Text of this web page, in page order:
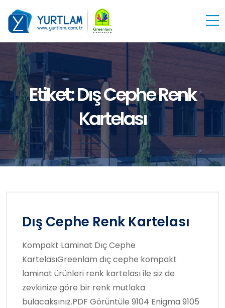
Etiket:Dış Cephe Renk
Kartelası
Dış Cephe Renk Kartelası
Kompakt Laminat Dıç Cephe
KartelasıGreenlam dıç cephe kompakt
laminat ürünleri renk kartelası ile siz de
zevkinize göre bir renk mutlaka
bulacaksınız.PDF Görüntüle 9104 Enigma 9105